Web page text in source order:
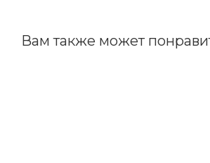
Вам также может